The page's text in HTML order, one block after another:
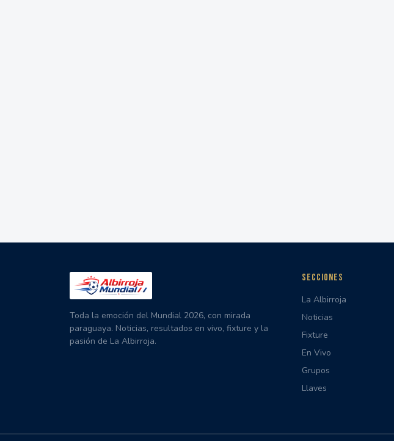
Toda la emoción del Mundial 2026, con mirada
paraguaya. Noticias, resultados en vivo, fixture y la
pasión de La Albirroja.
SECCIONES
La Albirroja
Noticias
Fixture
En Vivo
Grupos
Llaves